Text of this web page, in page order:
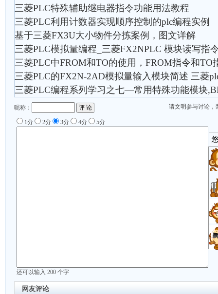
三菱PLC特殊辅助继电器指令功能用法教程
三菱PLC利用计数器实现顺序控制的plc编程实例
基于三菱FX3U大小物件分拣案例，图文详解
三菱PLC模拟量编程_三菱FX2NPLC 模块读写指
三菱PLC中FROM和TO的使用，FROM指令和TO
三菱PLC的FX2N-2AD模拟量输入模块简述 三菱
三菱PLC编程系列学习之七—常用特殊功能模块
请文明参与讨论，
昵称：
1分 2分 3分 4分 5分
还可以输入 200 个字
网友评论